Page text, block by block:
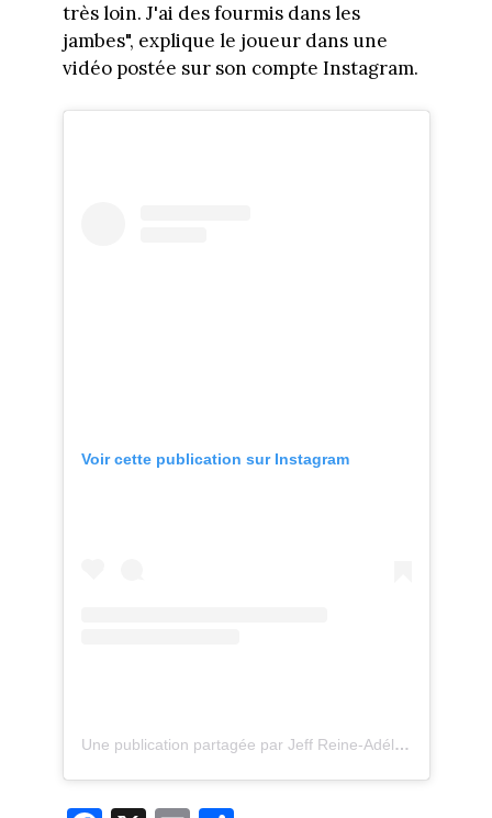
très loin. J'ai des fourmis dans les
jambes", explique le joueur dans une
vidéo postée sur son compte Instagram.
Voir cette publication sur Instagram
Une publication partagée par Jeff Reine-Adélaïde (@jeff.reineadelaide)